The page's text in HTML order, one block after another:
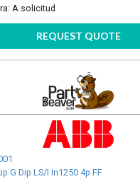
A solicitud
REQUEST QUOTE
G Dip LS/I In1250 4p FF